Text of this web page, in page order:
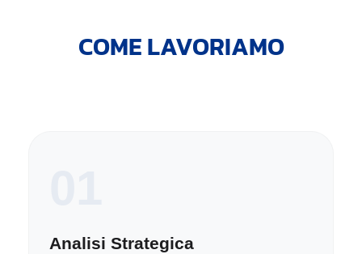
COME LAVORIAMO
Analisi Strategica